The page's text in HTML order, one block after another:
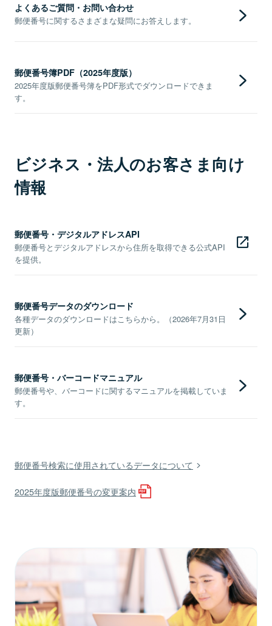
よくあるご質問・お問い合わせ
郵便番号に関するさまざまな疑問にお答えします。
郵便番号簿PDF（2025年度版）
2025年度版郵便番号簿をPDF形式でダウンロードできま
す。
ビジネス・法人のお客さま向け
情報
郵便番号・デジタルアドレスAPI
郵便番号とデジタルアドレスから住所を取得できる公式API
を提供。
郵便番号データのダウンロード
各種データのダウンロードはこちらから。（2026年7月31日
更新）
郵便番号・バーコードマニュアル
郵便番号や、バーコードに関するマニュアルを掲載していま
す。
郵便番号検索に使用されているデータについて
2025年度版郵便番号の変更案内